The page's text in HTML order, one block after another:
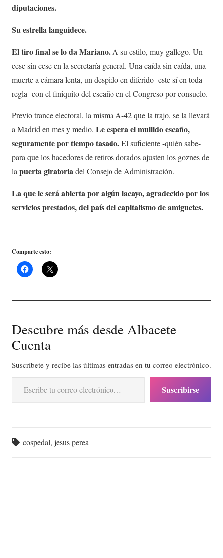
diputaciones.
Su estrella languidece.
El tiro final se lo da Mariano. A su estilo, muy gallego. Un
cese sin cese en la secretaría general. Una caída sin caída, una
muerte a cámara lenta, un despido en diferido -este sí en toda
regla- con el finiquito del escaño en el Congreso por consuelo.
Previo trance electoral, la misma A-42 que la trajo, se la llevará
a Madrid en mes y medio. Le espera el mullido escaño,
seguramente por tiempo tasado.El suficiente -quién sabe-
para que los hacedores de retiros dorados ajusten los goznes de
la puerta giratoriadel Consejo de Administración.
La que le será abierta por algún lacayo, agradecido por los
servicios prestados, del país del capitalismo de amiguetes.
Comparte esto:
Descubre más desde Albacete
Cuenta
Suscríbete y recibe las últimas entradas en tu correo electrónico.
Escribe tu correo electrónico…
Suscribirse
cospedal,jesus perea